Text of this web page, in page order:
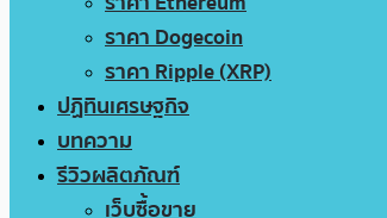
ราคา Dogecoin
ราคา Ripple (XRP)
ปฏิทินเศรษฐกิจ
บทความ
รีวิวผลิตภัณฑ์
เว็บซื้อขาย